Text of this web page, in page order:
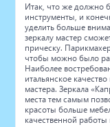
Итак, что же должно
инструменты, и
уделить больше
зеркалу мастер
прическу.
чтобы можно было
Наиболее
итальянское
мастера. Зеркала
места тем самым
красоты больше
качественной работы